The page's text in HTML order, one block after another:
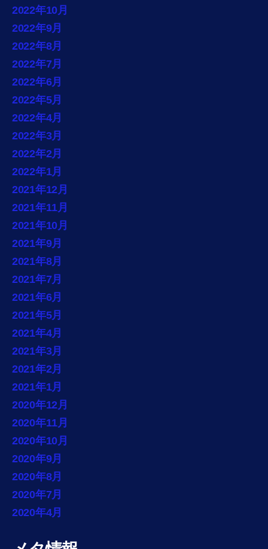
2022年10月
2022年9月
2022年8月
2022年7月
2022年6月
2022年5月
2022年4月
2022年3月
2022年2月
2022年1月
2021年12月
2021年11月
2021年10月
2021年9月
2021年8月
2021年7月
2021年6月
2021年5月
2021年4月
2021年3月
2021年2月
2021年1月
2020年12月
2020年11月
2020年10月
2020年9月
2020年8月
2020年7月
2020年4月